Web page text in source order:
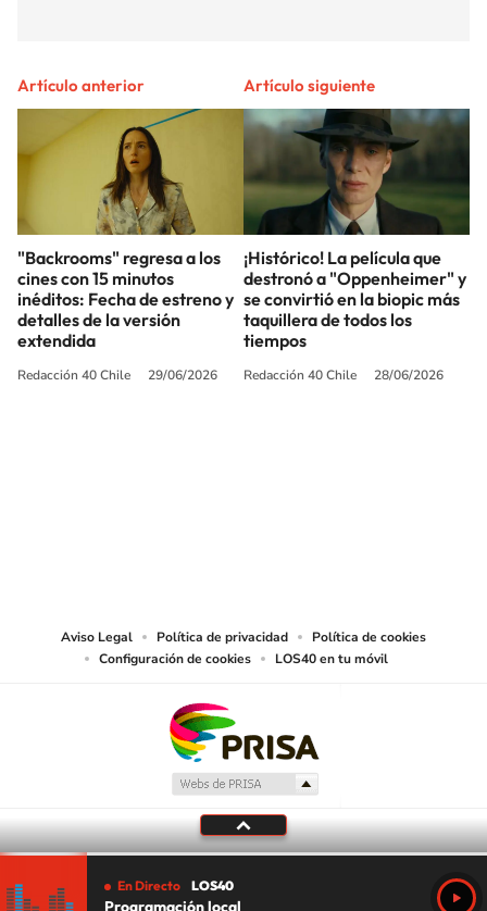
Artículo anterior
"Backrooms" regresa a los
cines con 15 minutos
inéditos: Fecha de estreno y
detalles de la versión
extendida
Redacción 40 Chile 29/06/2026
Artículo siguiente
¡Histórico! La película que
destronó a "Oppenheimer" y
se convirtió en la biopic más
taquillera de todos los
tiempos
Redacción 40 Chile 28/06/2026
Aviso Legal Política de privacidad
Política de cookies
Configuración de cookies
LOS40 en tu móvil
En Directo LOS40
Programación local